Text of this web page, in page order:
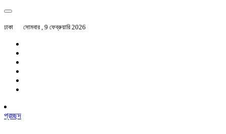
ঢাকা সোমবার , 9 ফেব্রুয়ারি 2026
প্রচ্ছদ